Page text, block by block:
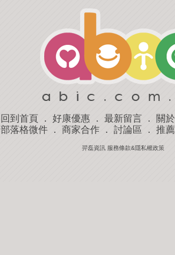
回到首頁 ． 好康優惠 ． 最新留言 ． 關
部落格微件． 商家合作． 討論區 ． 推
羿磊資訊 服務條款&隱私權政策